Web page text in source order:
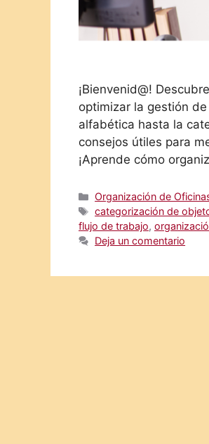
¡Bienvenid@!
optimizar la gestión
alfabética hasta la
consejos útiles para
¡Aprende cómo
Categorías
Organización de
Etiquetas
categorización de
flujo de trabajo,
Deja un comentario